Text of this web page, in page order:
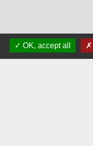
OK, accept all